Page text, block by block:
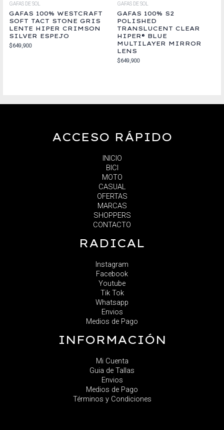
GAFAS DE SOL
GAFAS 100% WESTCRAFT
SOFT TACT STONE GRIS
LENTE HIPER CRIMSON
SILVER ESPEJO
$649,900
GAFAS DE SOL
GAFAS 100% S2
POLISHED
TRANSLUCENT CLEAR
HIPER® BLUE
MULTILAYER MIRROR
LENS
$649,900
ACCESO RÁPIDO
INICIO
BICI
MOTO
CASUAL
OFERTAS
MARCAS
SHOPPERS
CONTACTO
RADICAL
Instagram
Facebook
Youtube
Tik Tok
Whatsapp
Envios
Medios de Pago
INFORMACIÓN
Mi Cuenta
Guia de Tallas
Envios
Medios de Pago
Términos y Condiciones